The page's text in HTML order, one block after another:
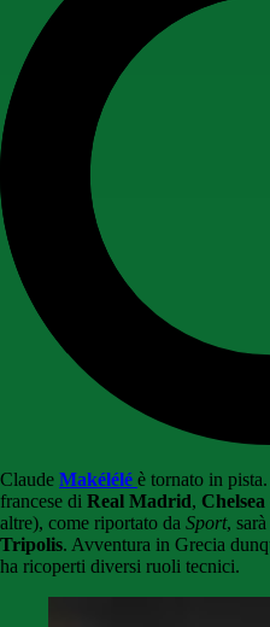
Claude Makélélé è tornato in
francese di Real Madrid, Chelsea
altre), come riportato da Sport,
Tripolis. Avventura in Grecia
ha ricoperti diversi ruoli tecnici.